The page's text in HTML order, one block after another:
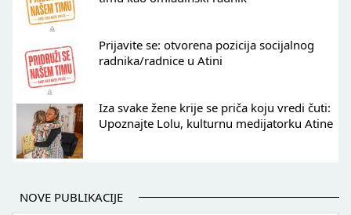
Prijavite se: otvorena pozicija socijalnog
radnika/radnice u Atini
Iza svake žene krije se priča koju vredi čuti:
Upoznajte Lolu, kulturnu medijatorku Atine
NOVE PUBLIKACIJE